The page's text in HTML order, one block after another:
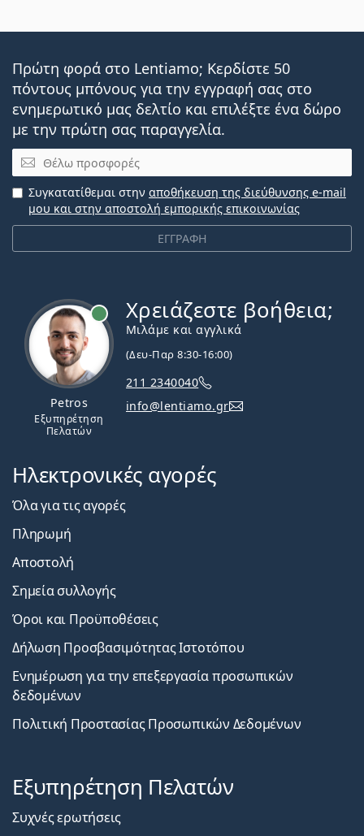
Πρώτη φορά στο Lentiamo; Κερδίστε 50
πόντους μπόνους για την εγγραφή σας στο
ενημερωτικό μας δελτίο και επιλέξτε ένα δώρο
με την πρώτη σας παραγγελία.
Email
ΕΓΓΡΑΦΗ
Συγκατατίθεμαι στην αποθήκευση της διεύθυνσης e-mail
μου και στην αποστολή εμπορικής επικοινωνίας
Petros
Εξυπηρέτηση
Πελατών
Χρειάζεστε βοήθεια;
Μιλάμε και αγγλικά
(Δευ-Παρ 8:30-16:00)
211 2340040
info@lentiamo.gr
Ηλεκτρονικές αγορές
Όλα για τις αγορές
Πληρωμή
Αποστολή
Σημεία συλλογής
Όροι και Προϋποθέσεις
Δήλωση Προσβασιμότητας Ιστοτόπου
Ενημέρωση για την επεξεργασία προσωπικών
δεδομένων
Πολιτική Προστασίας Προσωπικών Δεδομένων
Εξυπηρέτηση Πελατών
Συχνές ερωτήσεις